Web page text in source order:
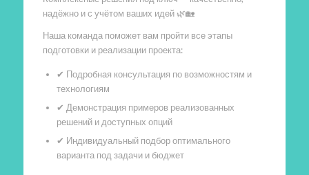
надёжно и с учётом ваших идей 🌿🏡
Наша команда поможет вам пройти все этапы
подготовки и реализации проекта:
✔ Подробная консультация по возможностям и
технологиям
✔ Демонстрация примеров реализованных
решений и доступных опций
✔ Индивидуальный подбор оптимального
варианта под задачи и бюджет